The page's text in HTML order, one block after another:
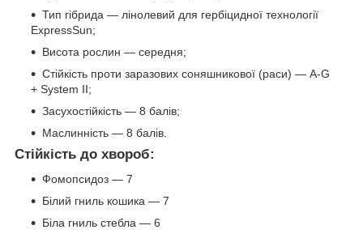
Тип гібрида — лінолевий для гербіцидної технології
ExpressSun;
Висота рослин — середня;
Стійкість проти заразових соняшникової (раси) — A-G
+ System II;
Засухостійкість — 8 балів;
Маслинність — 8 балів.
Стійкість до хвороб:
Фомопсидоз — 7
Білий гниль кошика — 7
Біла гниль стебла — 6